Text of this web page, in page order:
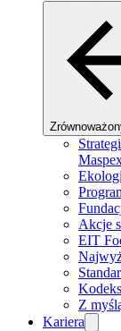
Akcje
EIT
Z
Kariera